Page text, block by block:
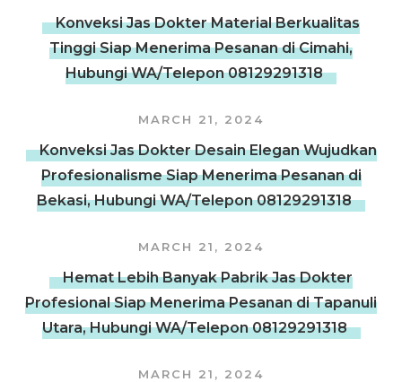
Konveksi Jas Dokter Material Berkualitas
Tinggi Siap Menerima Pesanan di Cimahi,
Hubungi WA/Telepon 08129291318
MARCH 21, 2024
Konveksi Jas Dokter Desain Elegan Wujudkan
Profesionalisme Siap Menerima Pesanan di
Bekasi, Hubungi WA/Telepon 08129291318
MARCH 21, 2024
Hemat Lebih Banyak Pabrik Jas Dokter
Profesional Siap Menerima Pesanan di Tapanuli
Utara, Hubungi WA/Telepon 08129291318
MARCH 21, 2024